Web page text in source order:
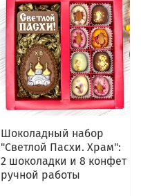
Шоколадный набор
"Светлой Пасхи. Храм":
2 шоколадки и 8 конфет
ручной работы